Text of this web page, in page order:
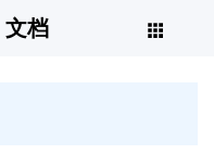
文档